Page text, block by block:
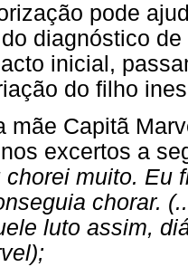
pode
diagnóstico
inicial,
do filho
mãe Capitã
excertos a
chorei muito. Eu
chorar.
luto assim,